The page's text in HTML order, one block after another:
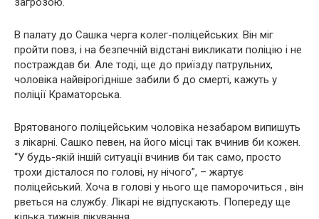
В палату до Сашка черга колег-поліцейських. Він міг
пройти повз, і на безпечній відстані викликати поліцію і не
постраждав би. Але тоді, ще до приїзду патрульних,
чоловіка найвірогідніше забили б до смерті, кажуть у
поліції Краматорська.
Врятованого поліцейським чоловіка незабаром випишуть
з лікарні. Сашко певен, на його місці так вчинив би кожен.
“У будь-якій іншій ситуації вчинив би так само, просто
трохи дісталося по голові, ну нічого”, – жартує
поліцейський. Хоча в голові у нього ще паморочиться , він
рветься на службу. Лікарі не відпускають. Попереду ще